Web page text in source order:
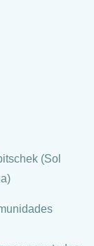
(Sol